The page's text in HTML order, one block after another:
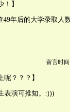
】
49年后的大学录取人
留言时间
呢？？？】
表演可推知。:)))